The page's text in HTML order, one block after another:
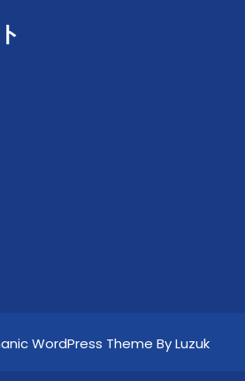
WordPress Theme By Luzuk